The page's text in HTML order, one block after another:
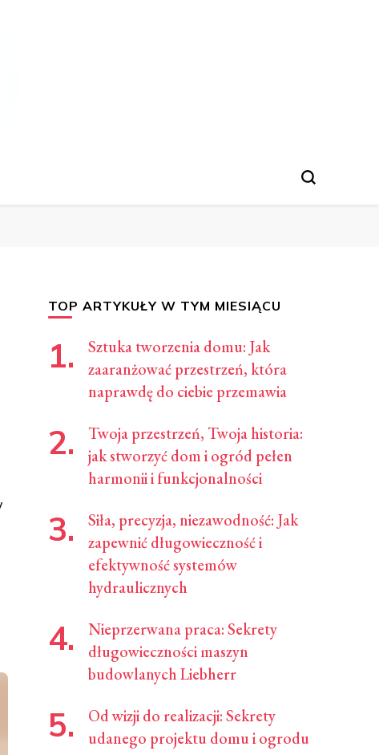
Jak Gotować
TOP ARTYKUŁY W TYM MIESIĄCU
Sztuka tworzenia domu: Jak
zaaranżować przestrzeń, która
naprawdę do ciebie przemawia
Twoja przestrzeń, Twoja historia:
jak stworzyć dom i ogród pełen
harmonii i funkcjonalności
Siła, precyzja, niezawodność: Jak
zapewnić długowieczność i
efektywność systemów
hydraulicznych
Nieprzerwana praca: Sekrety
długowieczności maszyn
budowlanych Liebherr
Od wizji do realizacji: Sekrety
udanego projektu domu i ogrodu